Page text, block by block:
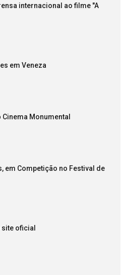
internacional ao filme "A
em Veneza
Monumental
em Competição no Festival de
oficial